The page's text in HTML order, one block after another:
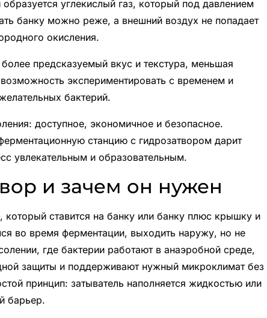
углекислый газ, который под давлением
банку можно реже, а внешний воздух не попадает
окисления.
предсказуемый вкус и текстура, меньшая
экспериментировать с временем и
бактерий.
доступное, экономичное и безопасное.
станцию с гидрозатвором дарит
увлекательным и образовательным.
и зачем он нужен
ставится на банку или банку плюс крышку и
во время ферментации, выходить наружу, но не
где бактерии работают в анаэробной среде,
защиты и поддерживают нужный микроклимат без
принцип: затыватель наполняется жидкостью или
барьер.